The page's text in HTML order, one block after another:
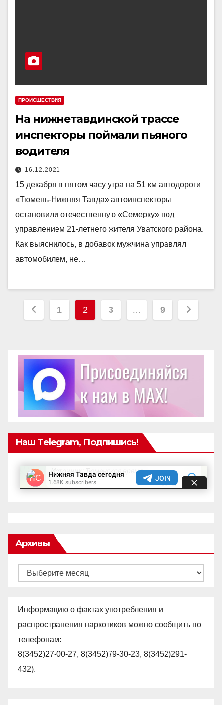
ПРОИСШЕСТВИЯ
На нижнетавдинской трассе
инспекторы поймали пьяного
водителя
16.12.2021
15 декабря в пятом часу утра на 51 км автодороги
«Тюмень-Нижняя Тавда» автоинспекторы
остановили отечественную «Семерку» под
управлением 21-летнего жителя Уватского района.
Как выяснилось, в добавок мужчина управлял
автомобилем, не…
Пагинация
1 2 3 … 9
Наш Telegram, Подпишись!
Архивы
Архивы
Информацию о фактах употребления и
распространения наркотиков можно сообщить по
телефонам:
8(3452)27-00-27, 8(3452)79-30-23, 8(3452)291-
432).